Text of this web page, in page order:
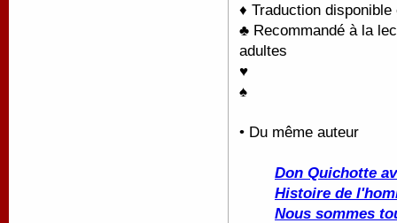
♦ Traduction
♣ Recommandé à la
adultes
♥
♠
• Du même auteur
Don Quichotte
Histoire de
Nous sommes